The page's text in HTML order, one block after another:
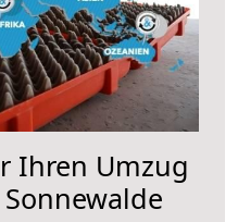
Ihren Umzug